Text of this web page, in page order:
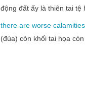
động đất ấy là thiên tai
there are worse calamities
(đùa) còn khối tai họa